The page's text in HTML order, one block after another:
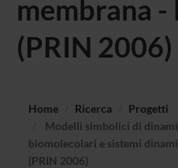
membrana -
(PRIN 2006)
Home Ricerca
Progetti
Modelli simbolici di
biomolecolari e sistemi
(PRIN 2006)